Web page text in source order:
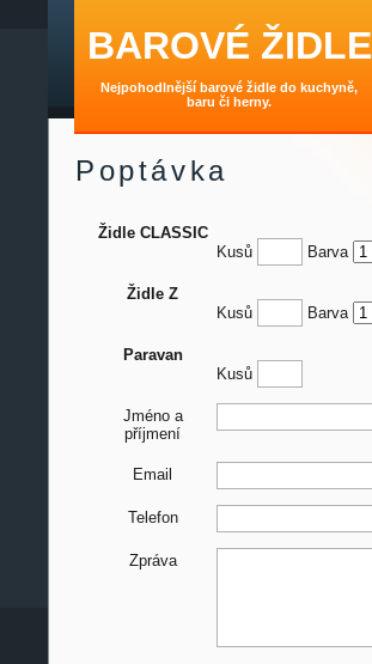
BAROVÉ ŽIDLE
Nejpohodlnější barové židle do kuchyně,
baru či herny.
Poptávka
Židle CLASSIC
Kusů
Barva
Židle Z
Kusů
Barva
Paravan
Kusů
Jméno a
příjmení
Email
Telefon
Zpráva